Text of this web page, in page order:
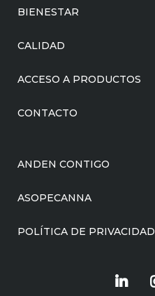
BIENESTAR
CALIDAD
ACCESO A PRODUCTOS
CONTACTO
ANDEN CONTIGO
ASOPECANNA
POLÍTICA DE PRIVACIDAD